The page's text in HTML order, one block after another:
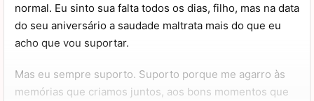
normal. Eu sinto sua falta todos os dias, filho, mas na data
do seu aniversário a saudade maltrata mais do que eu
acho que vou suportar.
Mas eu sempre suporto. Suporto porque me agarro às
memórias que criamos juntos, aos bons momentos que